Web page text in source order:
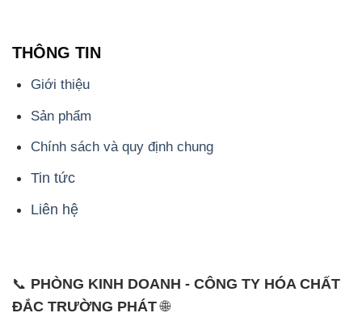
Chính sách và quy định chung
Tin tức
Liên hệ
📞
PHÒNG KINH DOANH - CÔNG TY HÓA CHẤT
ĐẮC TRƯỜNG PHÁT
- 028.3756.1835 - 028.3756.1840 - 028.3756.1841-